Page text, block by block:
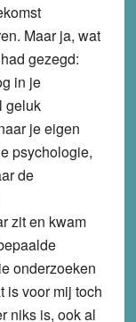
Maar ja, wat
gezegd:
in je
geluk
je eigen
psychologie,
de
zit en kwam
onderzoeken
is voor mij toch
niks is, ook al